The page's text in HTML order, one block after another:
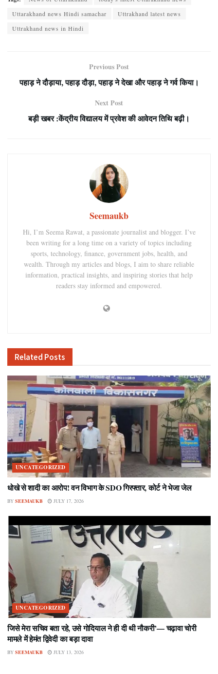
Uttarakhand news Hindi samachar
Uttrakhand latest news
Uttrakhand news in Hindi
Previous Post
पहाड़ ने दौड़ाया, पहाड़ दौड़ा, पहाड़ ने देखा और पहाड़ ने गर्व किया।
Next Post
बड़ी खबर :केंद्रीय विद्यालय में प्रवेश की आवेदन तिथि बढ़ी।
Seemaukb
Hi, I’m Seema Rawat, a passionate journalist and blogger. I’ve
been writing for a long time on a variety of topics including
sports, technology, finance, government jobs, health, and
wealth. Through my articles and blogs, I aim to share reliable
information, practical insights, and inspiring stories that help
readers stay informed and empowered.
Related Posts
UNCATEGORIZED
धोखे से शादी का आरोप! वन विभाग के SDO गिरफ्तार, कोर्ट ने भेजा जेल
BY SEEMAUKB JULY 17, 2026
UNCATEGORIZED
जिसे मेरा सचिव बता रहे, उसे गोदियाल ने ही दी थी नौकरी’— चढ़ावा चोरी
मामले में हेमंत द्विवेदी का बड़ा दावा
BY SEEMAUKB JULY 13, 2026